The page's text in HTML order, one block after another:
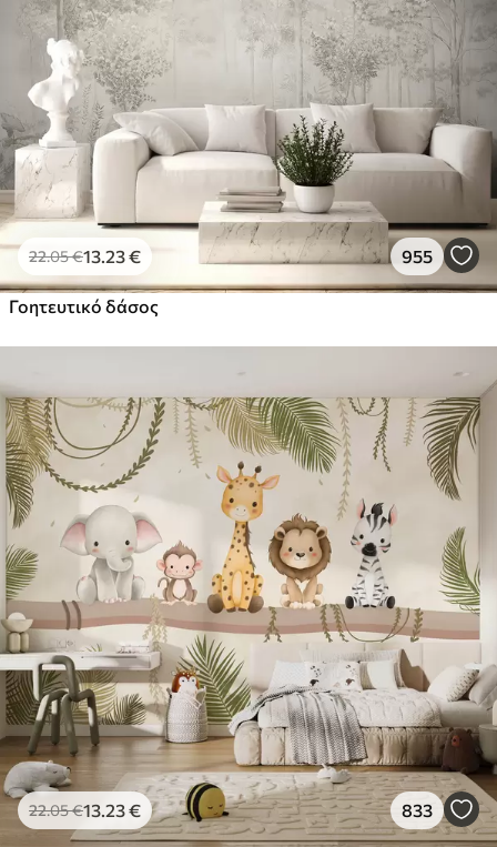
22.05€13 .23€ 955
Γοητευτικό δάσος
22.05€13 .23€ 833